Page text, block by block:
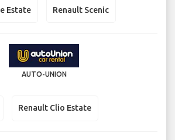
Estate Renault Scenic
AUTO-UNION
Renault Clio Estate